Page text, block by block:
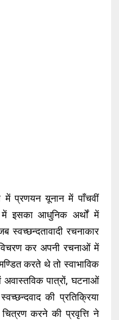
में प्रणयन यूनान में पाँचवीं
में इसका आधुनिक अर्थों में
स्वच्छन्दतावादी रचनाकार
कर अपनी रचनाओं में
करते थे तो स्वाभाविक
पात्रों, घटनाओं
की प्रतिक्रिया
करने की प्रवृत्ति ने